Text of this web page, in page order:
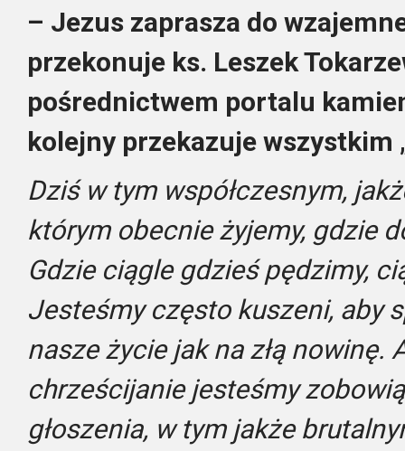
– Jezus zaprasza do
przekonuje ks. Leszek
pośrednictwem portalu
kolejny przekazuje wszystkim
Dziś w tym współczesnym,
którym obecnie żyjemy, gdzie
Gdzie ciągle gdzieś pędzimy,
Jesteśmy często kuszeni, aby
nasze życie jak na złą nowinę.
chrześcijanie jesteśmy
głoszenia, w tym jakże